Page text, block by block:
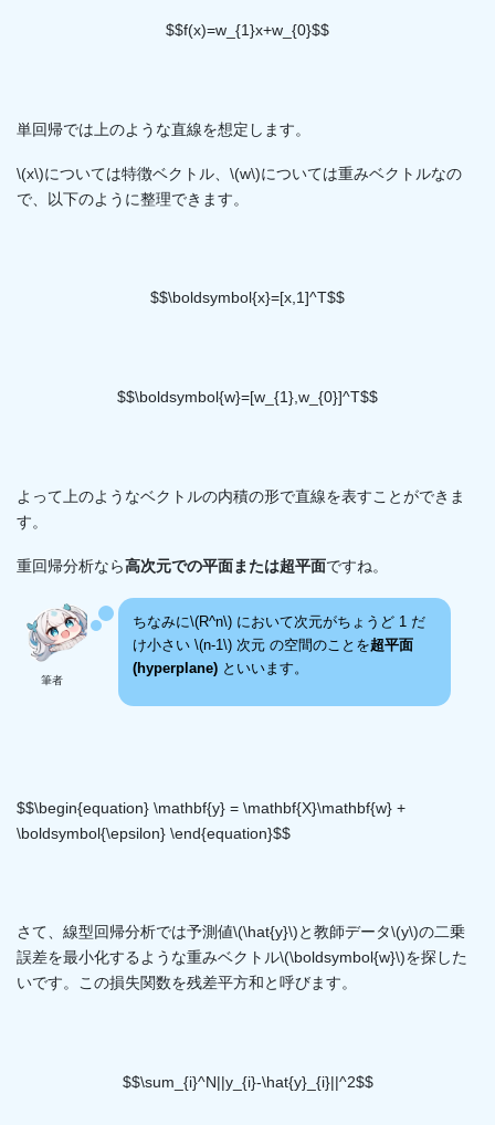
$$f(x)=w_{1}x+w_{0}$$
単回帰では上のような直線を想定します。
\(x\)については特徴ベクトル、\(w\)については重みベクトルなの
で、以下のように整理できます。
$$\boldsymbol{x}=[x,1]^T$$
$$\boldsymbol{w}=[w_{1},w_{0}]^T$$
よって上のようなベクトルの内積の形で直線を表すことができま
す。
重回帰分析なら高次元での平面または超平面ですね。
筆者
ちなみに\(R^n\) において次元がちょうど 1 だ
け小さい \(n-1\) 次元 の空間のことを超平面
(hyperplane) といいます。
$$\begin{equation} \mathbf{y} = \mathbf{X}\mathbf{w} +
\boldsymbol{\epsilon} \end{equation}$$
さて、線型回帰分析では予測値\(\hat{y}\)と教師データ\(y\)の二乗
誤差を最小化するような重みベクトル\(\boldsymbol{w}\)を探した
いです。この損失関数を残差平方和と呼びます。
$$\sum_{i}^N||y_{i}-\hat{y}_{i}||^2$$